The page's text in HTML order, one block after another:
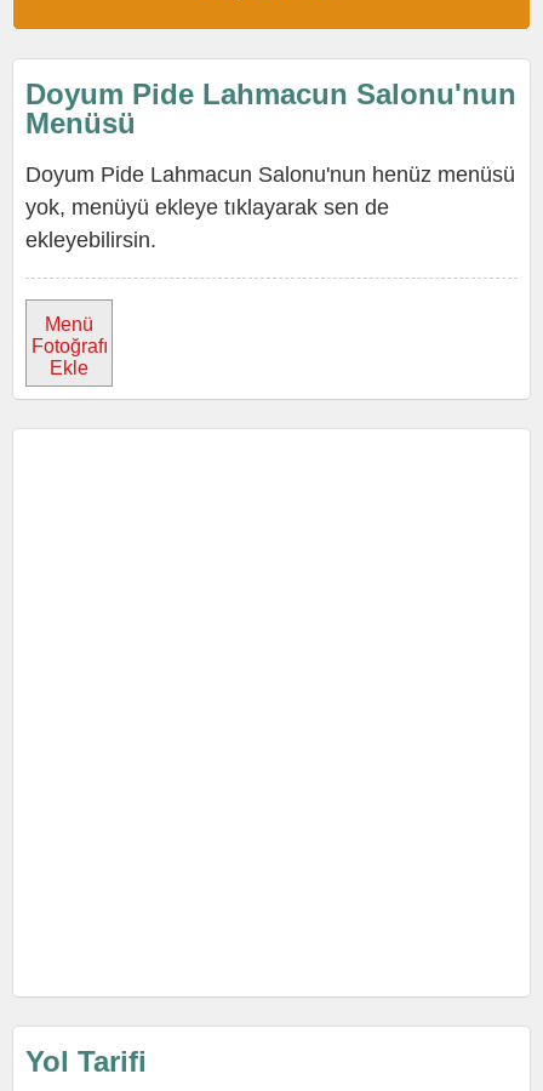
Doyum Pide Lahmacun Salonu'nun
Menüsü
Doyum Pide Lahmacun Salonu'nun henüz menüsü
yok, menüyü ekleye tıklayarak sen de
ekleyebilirsin.
Menü
Fotoğrafı
Ekle
Yol Tarifi